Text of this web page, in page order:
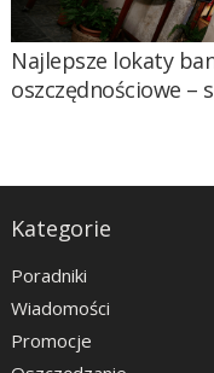
Najlepsze lokaty
oszczędnościowe –
Kategorie
Poradniki
Wiadomości
Promocje